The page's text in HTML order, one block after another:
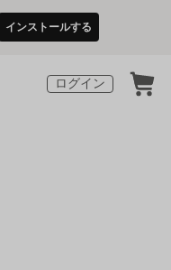
インストールする
ログイン